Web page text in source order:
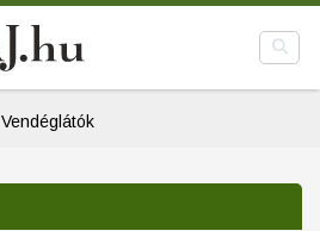
Vendéglátók